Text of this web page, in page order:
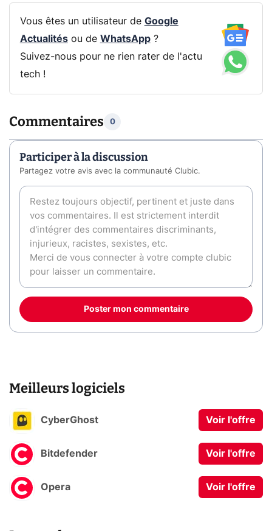
Vous êtes un utilisateur de Google
Actualitésou de WhatsApp?
Suivez-nous pour ne rien rater de l'actu
tech !
Commentaires 0
Participer à la discussion
Partagez votre avis avec la communauté Clubic.
Poster mon commentaire
Meilleurs logiciels
CyberGhost Voir l'offre
Bitdefender Voir l'offre
Opera Voir l'offre